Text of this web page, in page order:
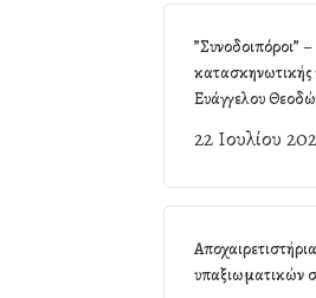
”Συνοδοιπόροι”
κατασκηνωτικής
Ευάγγελου
22 Ιουλίου
υπαξιωματικών